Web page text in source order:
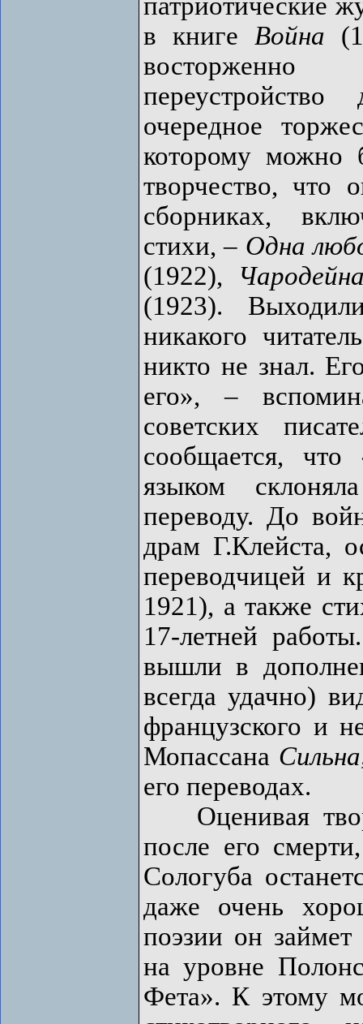
в книге Война
восторженно
переустройство
очередное
которому можно
творчество, что
сборниках,
стихи, – Одна
(1922),
(1923).
никакого
никто не знал.
его», –
советских
сообщается,
языком
переводу. До
драм Г.Клейста,
переводчицей и
1921), а также
17-летней
вышли в
всегда удачно)
французского и
Мопассана
его переводах.
Оценивая
после его
Сологуба
даже очень
поэзии он
на уровне
Фета». К этому